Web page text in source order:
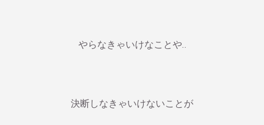
やらなきゃいけなことや‥
決断しなきゃいけないことが